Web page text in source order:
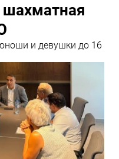
шахматная
и девушки до 16